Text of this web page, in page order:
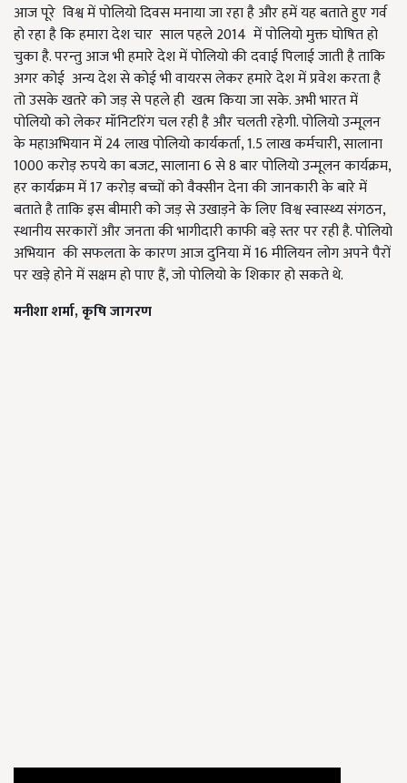
आज पूरे विश्व में पोलियो दिवस मनाया जा रहा है और हमें यह बताते हुए गर्व
हो रहा है कि हमारा देश चार साल पहले 2014 में पोलियो मुक्त घोषित हो
चुका है. परन्तु आज भी हमारे देश में पोलियो की दवाई पिलाई जाती है ताकि
अगर कोई अन्य देश से कोई भी वायरस लेकर हमारे देश में प्रवेश करता है
तो उसके खतरे को जड़ से पहले ही खत्म किया जा सके. अभी भारत में
पोलियो को लेकर मॉनिटरिंग चल रही है और चलती रहेगी. पोलियो उन्मूलन
के महाअभियान में 24 लाख पोलियो कार्यकर्ता, 1.5 लाख कर्मचारी, सालाना
1000 करोड़ रुपये का बजट, सालाना 6 से 8 बार पोलियो उन्मूलन कार्यक्रम,
हर कार्यक्रम में 17 करोड़ बच्चों को वैक्सीन देना की जानकारी के बारे में
बताते है ताकि इस बीमारी को जड़ से उखाड़ने के लिए विश्व स्वास्थ्य संगठन,
स्थानीय सरकारों और जनता की भागीदारी काफी बड़े स्तर पर रही है. पोलियो
अभियान की सफलता के कारण आज दुनिया में 16 मीलियन लोग अपने पैरों
पर खड़े होने में सक्षम हो पाए हैं, जो पोलियो के शिकार हो सकते थे.
मनीशाशर्मा,कृषिजागरण